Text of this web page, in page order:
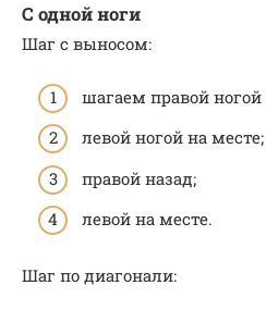
С одной ноги
Шаг с выносом:
шагаем правой ногой
левой ногой на месте;
правой назад;
левой на месте.
Шаг по диагонали: